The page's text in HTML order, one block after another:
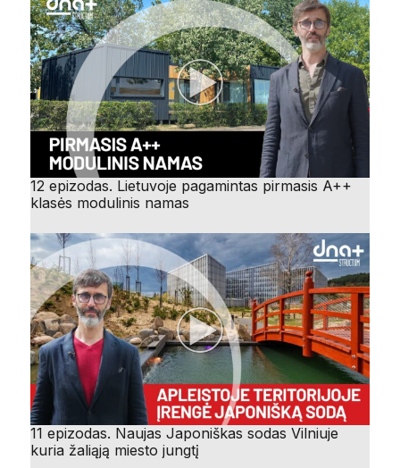
12 epizodas. Lietuvoje pagamintas pirmasis A++
klasės modulinis namas
11 epizodas. Naujas Japoniškas sodas Vilniuje
kuria žaliąją miesto jungtį